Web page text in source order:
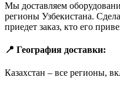
Мы доставляем
регионы Узбекистана.
приедет заказ, кто его
📍 География доставки:
Казахстан – все регионы,